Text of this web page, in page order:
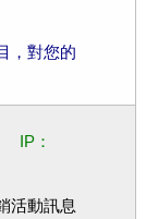
，對您的
IP：
活動訊息